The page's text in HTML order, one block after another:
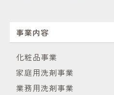
事業内容
化粧品事業
家庭用洗剤事業
業務用洗剤事業